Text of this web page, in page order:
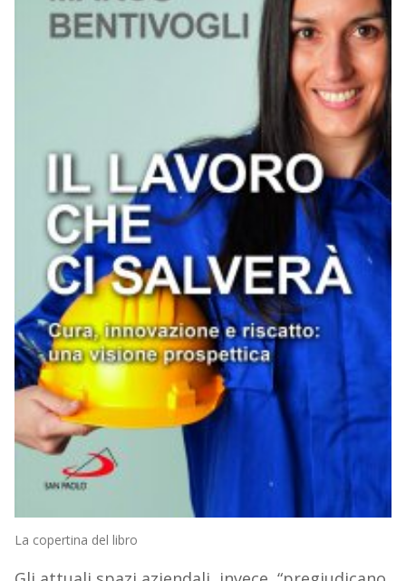
La copertina del libro